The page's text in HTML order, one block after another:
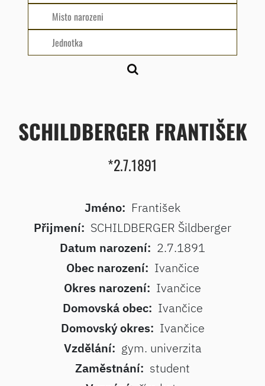
SCHILDBERGER FRANTIŠEK
*2.7.1891
Jméno: František
Přijmení: SCHILDBERGER Šildberger
Datum narození: 2.7.1891
Obec narození: Ivančice
Okres narození: Ivančice
Domovská obec: Ivančice
Domovský okres: Ivančice
Vzdělání: gym. univerzita
Zaměstnání: student